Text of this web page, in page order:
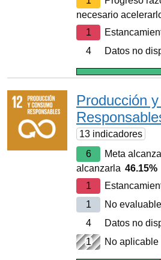
necesario
1
4
Datos no
Producción
13 indicadores
6
Meta
alcanzarla 46.15%
1
1
No evaluable
4
Datos no
1
No aplicable